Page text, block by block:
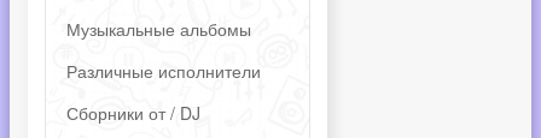
Музыкальные альбомы
Различные исполнители
Сборники от / DJ